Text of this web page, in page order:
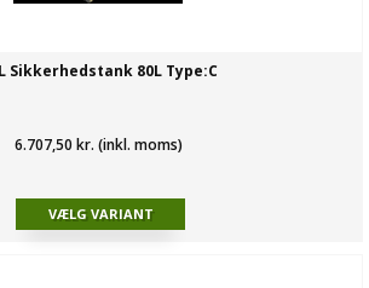
Sikkerhedstank 80L Type:C
6.707,50 kr. (inkl. moms)